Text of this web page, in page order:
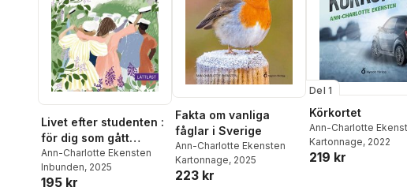
Livet efter studenten :
för dig som gått
anpassad skola
Ann-Charlotte Ekensten
Inbunden, 2025
195 kr
Fakta om vanliga
fåglar i Sverige
Ann-Charlotte Ekensten
Kartonnage, 2025
223 kr
Del 1
Körkortet
Ann-Charlotte
Kartonnage, 2022
219 kr